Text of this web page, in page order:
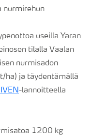
nurmirehun
useilla Yaran
tilalla Vaalan
nurmisadon
ha) ja täydentämällä
-lannoitteella
1200 kg